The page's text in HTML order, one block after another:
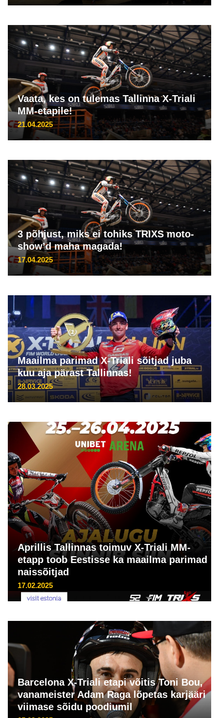
Vaata, kes on tulemas Tallinna X-Triali
MM-etapile!
21.04.2025
3 põhjust, miks ei tohiks TRIXS moto-
show’d maha magada!
17.04.2025
Maailma parimad X-Triali sõitjad juba
kuu aja pärast Tallinnas!
28.03.2025
Aprillis Tallinnas toimuv X-Triali MM-
etapp toob Eestisse ka maailma parimad
naissõitjad
17.02.2025
Barcelona X-Triali etapi võitis Toni Bou,
vanameister Adam Raga lõpetas karjääri
viimase sõidu poodiumil